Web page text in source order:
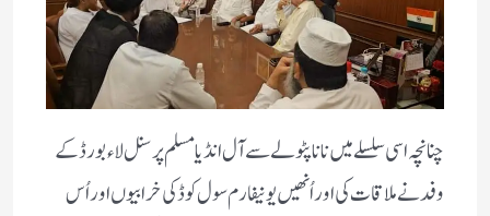
چنانچہ اسی سلسلے میں نانا پٹولے سے آل انڈیا مسلم پرسنل لاء بورڈ کے
وفد نے ملاقات کی اور اُنھیں یونیفارم سول کوڈ کی خرابیوں اور اُس